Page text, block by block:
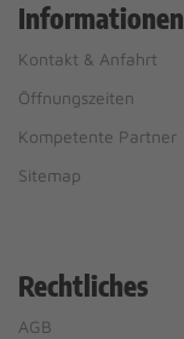
Informationen
Kontakt & Anfahrt
Öffnungszeiten
Kompetente Partner
Sitemap
Rechtliches
AGB